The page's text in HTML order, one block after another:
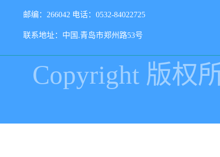
邮编：266042 电话：0532-84022725
联系地址：中国.青岛市郑州路53号
Copyright 版权